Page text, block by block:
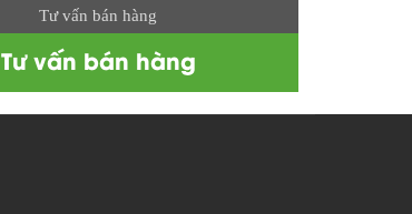
Tư vấn bán hàng
Tư vấn bán hàng